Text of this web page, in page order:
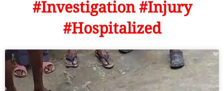
#Investigation #Injury
#Hospitalized